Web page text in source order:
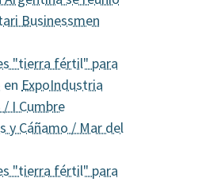
Businessmen
"tierra fértil" para
en ExpoIndustria
/ I Cumbre
y Cáñamo / Mar del
"tierra fértil" para